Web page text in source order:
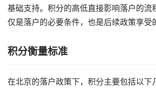
基础支持。积分的高低直接影响落户的流
仅是落户的必要条件，也是后续政策享受
积分衡量标准
在北京的落户政策下，积分主要包括以下